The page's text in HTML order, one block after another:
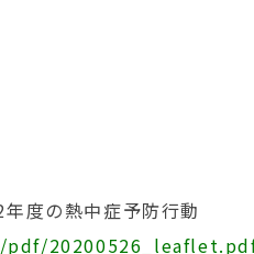
度の熱中症予防行動